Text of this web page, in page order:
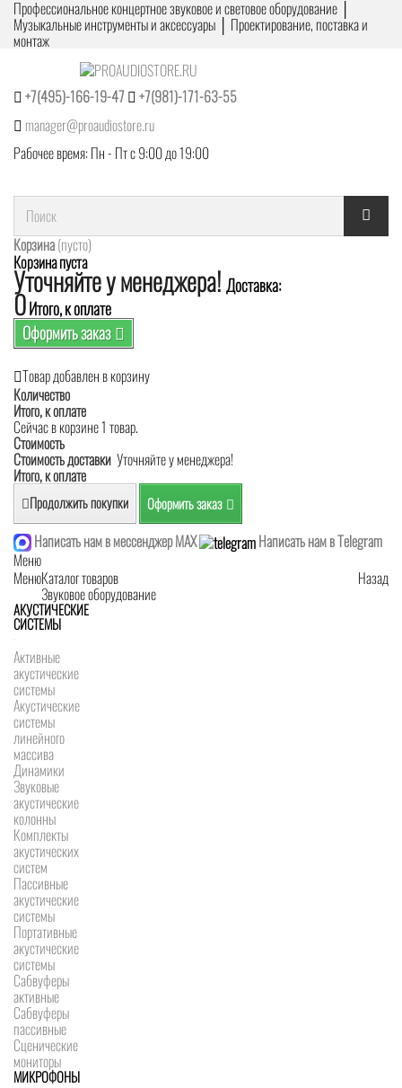
Профессиональное концертное звуковое и световое оборудование │
Музыкальные инструменты и аксессуары │ Проектирование, поставка и
монтаж
+7(495)-166-19-47
+7(981)-171-63-55
manager@proaudiostore.ru
Рабочее время: Пн - Пт с 9:00 до 19:00
Корзина(пусто)
Корзина пуста
Уточняйте у менеджера! Доставка:
0Итого, к оплате
Оформить заказ
Товар добавлен в корзину
Количество
Итого, к оплате
Сейчас в корзине 1 товар.
Стоимость
Стоимость доставки Уточняйте у менеджера!
Итого, к оплате
Продолжить покупки Оформить заказ
Написать нам в мессенджер MAX
Написать нам в Telegram
Меню
Меню
Назад
Каталог товаров
Звуковое оборудование
АКУСТИЧЕСКИЕ
СИСТЕМЫ
Активные
акустические
системы
Акустические
системы
линейного
массива
Динамики
Звуковые
акустические
колонны
Комплекты
акустических
систем
Пассивные
акустические
системы
Портативные
акустические
системы
Сабвуферы
активные
Сабвуферы
пассивные
Сценические
мониторы
МИКРОФОНЫ